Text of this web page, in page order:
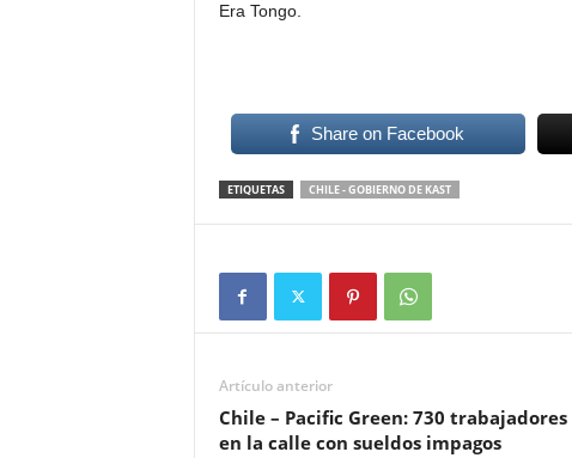
Era Tongo.
Share on Facebook
ETIQUETAS CHILE - GOBIERNO DE KAST
Artículo anterior
Chile – Pacific Green: 730 trabajadores
en la calle con sueldos impagos